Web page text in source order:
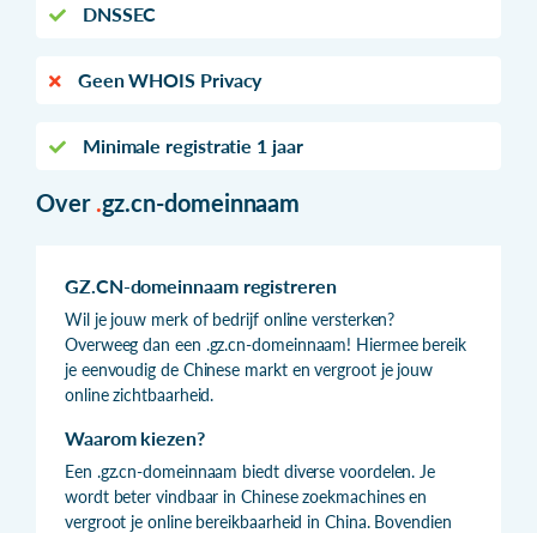
DNSSEC
Geen WHOIS Privacy
Minimale registratie 1 jaar
Over .gz.cn-domeinnaam
GZ.CN-domeinnaam registreren
Wil je jouw merk of bedrijf online versterken?
Overweeg dan een .gz.cn-domeinnaam! Hiermee bereik
je eenvoudig de Chinese markt en vergroot je jouw
online zichtbaarheid.
Waarom kiezen?
Een .gz.cn-domeinnaam biedt diverse voordelen. Je
wordt beter vindbaar in Chinese zoekmachines en
vergroot je online bereikbaarheid in China. Bovendien